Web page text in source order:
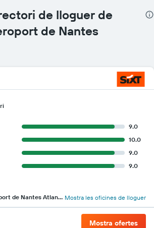
de lloguer de
de Nantes
9.0
10.0
9.0
9.0
Una oficina a Aeroport de Nantes Atlantique Mostra les oficines de lloguer
Mostra ofertes